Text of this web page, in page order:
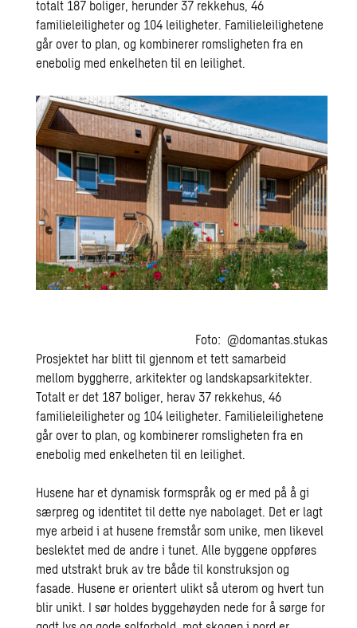
totalt 187 boliger, herunder 37 rekkehus, 46
familieleiligheter og 104 leiligheter. Familieleilighetene
går over to plan, og kombinerer romsligheten fra en
enebolig med enkelheten til en leilighet.
Foto: @domantas.stukas
Prosjektet har blitt til gjennom et tett samarbeid
mellom byggherre, arkitekter og landskapsarkitekter.
Totalt er det 187 boliger, herav 37 rekkehus, 46
familieleiligheter og 104 leiligheter. Familieleilighetene
går over to plan, og kombinerer romsligheten fra en
enebolig med enkelheten til en leilighet.
Husene har et dynamisk formspråk og er med på å gi
særpreg og identitet til dette nye nabolaget. Det er lagt
mye arbeid i at husene fremstår som unike, men likevel
beslektet med de andre i tunet. Alle byggene oppføres
med utstrakt bruk av tre både til konstruksjon og
fasade. Husene er orientert ulikt så uterom og hvert tun
blir unikt. I sør holdes byggehøyden nede for å sørge for